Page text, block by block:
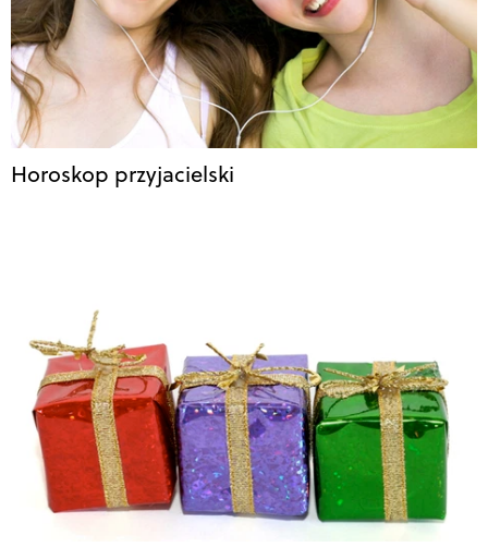
Horoskop przyjacielski